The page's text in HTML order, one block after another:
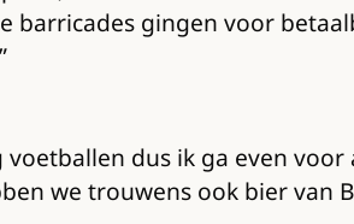
barricades gingen voor
dus ik ga even voor
we trouwens ook bier van